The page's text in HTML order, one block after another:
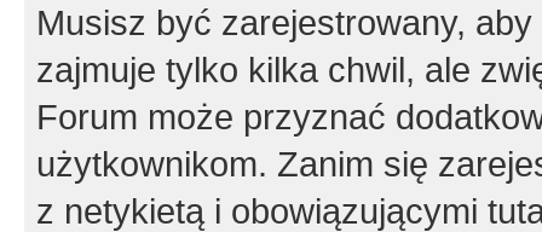
Musisz być zarejestrowany,
zajmuje tylko kilka chwil, ale
Forum może przyznać
użytkownikom. Zanim się
z netykietą i obowiązującymi